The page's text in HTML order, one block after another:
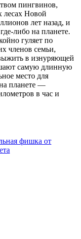
пингвинов,
лесах Новой
лет назад, и
либо на планете.
гуляет по
членов семьи,
в изнуряющей
самую длинную
место для
планете —
в час и
фишка от